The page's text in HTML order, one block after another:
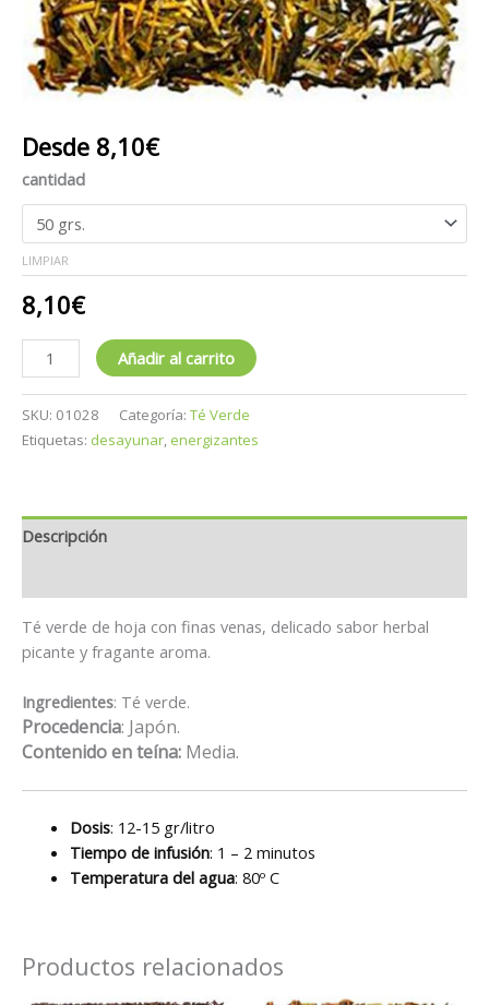
Desde 8,10€
cantidad
LIMPIAR
8,10€
Añadir al carrito
SKU: 01028 Categoría: Té Verde
Etiquetas: desayunar energizantes
Descripción
Té verde de hoja con finas venas, delicado sabor herbal
picante y fragante aroma.
Ingredientes: Té verde.
Procedencia: Japón.
Contenido en teína: Media.
Dosis: 12-15 gr/litro
Tiempo de infusión: 1 – 2 minutos
Temperatura del agua: 80º C
Productos relacionados